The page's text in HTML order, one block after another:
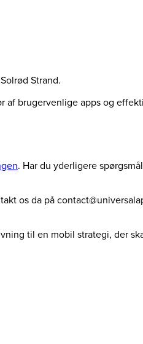
Strand.
brugervenlige apps og
. Har du yderligere
os da på
til en mobil strategi, der